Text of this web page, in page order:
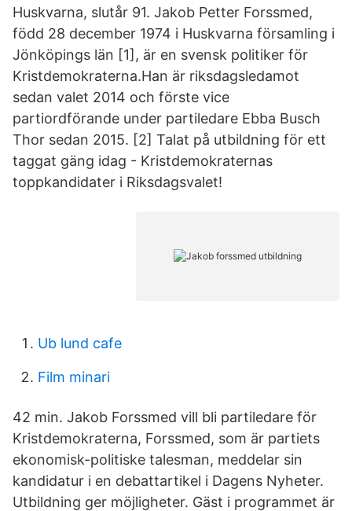
Huskvarna, slutår 91. Jakob Petter Forssmed,
född 28 december 1974 i Huskvarna församling i
Jönköpings län [1], är en svensk politiker för
Kristdemokraterna.Han är riksdagsledamot
sedan valet 2014 och förste vice
partiordförande under partiledare Ebba Busch
Thor sedan 2015. [2] Talat på utbildning för ett
taggat gäng idag - Kristdemokraternas
toppkandidater i Riksdagsvalet!
Ub lund cafe
Film minari
42 min. Jakob Forssmed vill bli partiledare för
Kristdemokraterna, Forssmed, som är partiets
ekonomisk-politiske talesman, meddelar sin
kandidatur i en debattartikel i Dagens Nyheter.
Utbildning ger möjligheter. Gäst i programmet är